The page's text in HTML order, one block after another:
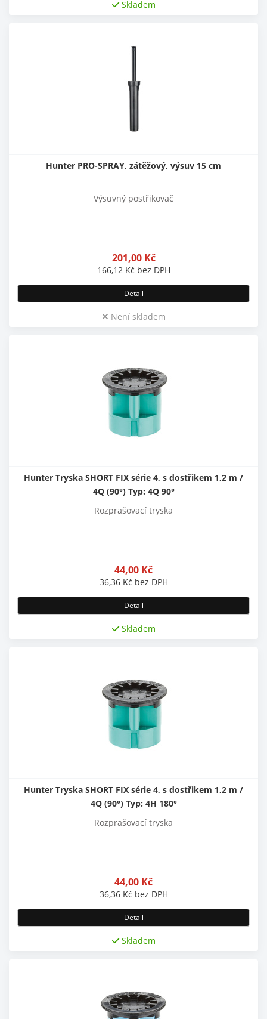
Skladem
Hunter PRO-SPRAY, zátěžový, výsuv 15 cm
Výsuvný postřikovač
201,00 Kč
166,12 Kč bez DPH
Detail
Není skladem
Hunter Tryska SHORT FIX série 4, s dostřikem 1,2 m /
4Q (90°) Typ: 4Q 90°
Rozprašovací tryska
44,00 Kč
36,36 Kč bez DPH
Detail
Skladem
Hunter Tryska SHORT FIX série 4, s dostřikem 1,2 m /
4Q (90°) Typ: 4H 180°
Rozprašovací tryska
44,00 Kč
36,36 Kč bez DPH
Detail
Skladem